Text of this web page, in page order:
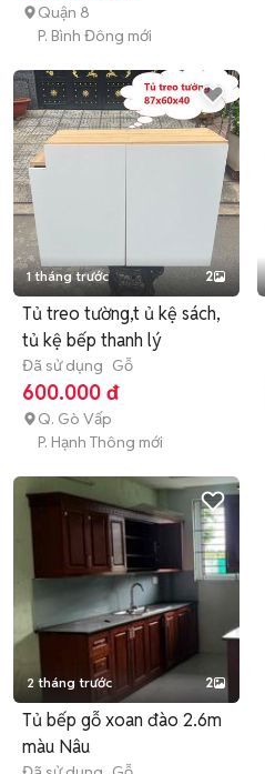
Quận 8
P. Bình Đông mới
1 tháng trước 2
Tủ treo tường,t ủ kệ sách,
tủ kệ bếp thanh lý
Đã sử dụng Gỗ
600.000 đ
Q. Gò Vấp
P. Hạnh Thông mới
2 tháng trước 2
Tủ bếp gỗ xoan đào 2.6m
màu Nâu